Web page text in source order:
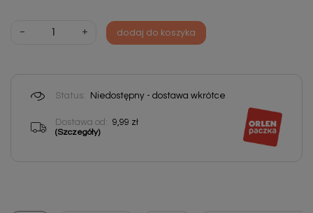
- + dodaj do koszyka
Status: Niedostępny - dostawa wkrótce
Dostawa od: 9,99 zł
(Szczegóły)